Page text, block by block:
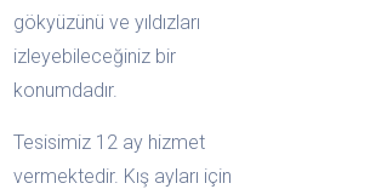
gökyüzünü ve yıldızları
izleyebileceğiniz bir
konumdadır.
Tesisimiz 12 ay hizmet
vermektedir. Kış ayları için